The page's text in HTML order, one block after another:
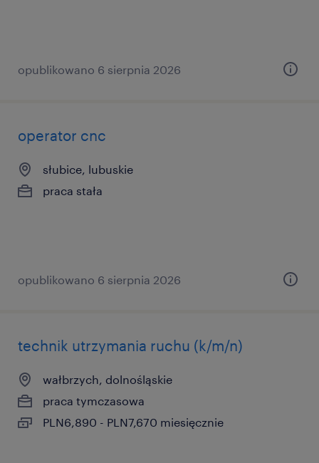
opublikowano 6 sierpnia 2026
operator cnc
słubice, lubuskie
praca stała
opublikowano 6 sierpnia 2026
technik utrzymania ruchu (k/m/n)
wałbrzych, dolnośląskie
praca tymczasowa
PLN6,890 - PLN7,670 miesięcznie